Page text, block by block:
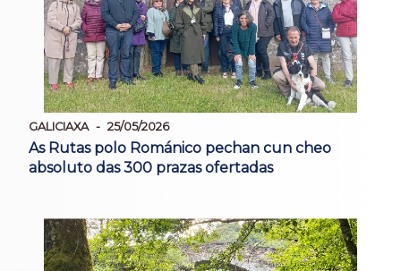
GALICIAXA 25/05/2026
As Rutas polo Románico pechan cun cheo
absoluto das 300 prazas ofertadas